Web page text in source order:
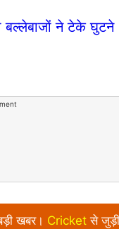
बल्लेबाजों ने टेके घुटने
खबर। Cricket से